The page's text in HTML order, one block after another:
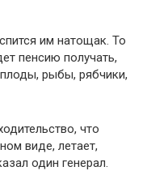
им натощак. То
пенсию получать,
рыбы, рябчики,
что
виде, летает,
один генерал.